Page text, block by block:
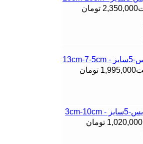
2,350,000 تومان
1,995,000 تومان
1,020,000 تومان